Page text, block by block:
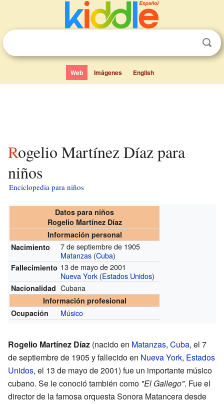
Web Imágenes English
Rogelio Martínez Díaz para
niños
Enciclopedia para niños
Datos para niños
Rogelio Martínez Díaz
Información personal
Nacimiento
7 de septiembre de 1905
Matanzas (Cuba)
Fallecimiento 13 de mayo de 2001
Nueva York (Estados Unidos)
Nacionalidad Cubana
Información profesional
Ocupación
Músico
Rogelio Martínez Díaz (nacido en Matanzas, Cuba, el 7
de septiembre de 1905 y fallecido en Nueva York, Estados
Unidos, el 13 de mayo de 2001) fue un importante músico
cubano. Se le conoció también como "El Gallego". Fue el
director de la famosa orquesta Sonora Matancera desde